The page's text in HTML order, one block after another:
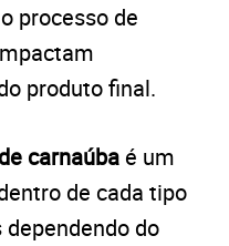
processo de
produto final.
carnaúba é um
de cada tipo
do